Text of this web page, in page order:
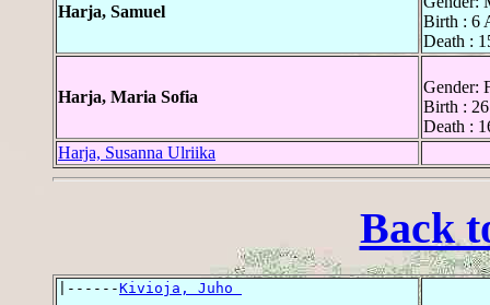
Harja, Samuel
Birth : 6
Death :
Harja, Maria Sofia
Gender:
Birth :
Death :
Harja, Susanna Ulriika
Back
|------Kivioja, Juho